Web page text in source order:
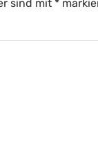
sind mit *